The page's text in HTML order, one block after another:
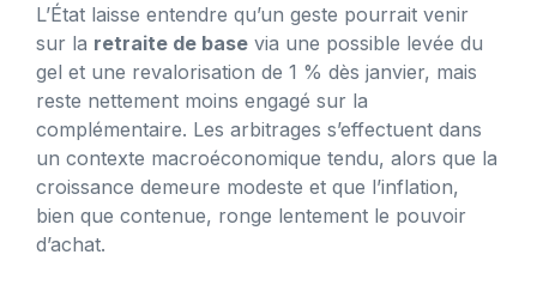
L’État laisse entendre qu’un geste pourrait venir
sur la retraite de base via une possible levée du
gel et une revalorisation de 1 % dès janvier, mais
reste nettement moins engagé sur la
complémentaire. Les arbitrages s’effectuent dans
un contexte macroéconomique tendu, alors que la
croissance demeure modeste et que l’inflation,
bien que contenue, ronge lentement le pouvoir
d’achat.